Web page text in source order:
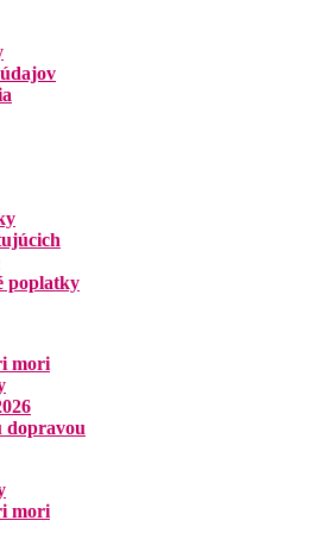
km
/ 74 km Chania
Kampos / 7 km Rethymno
2 km
klimatizácia
príjmom
vlasov)
a kávy
zadarmo
nie je uvedené inak, majú izby vyššie
obývacia izba oddelená dverami
na poschodí, prístelky na prízemí
poplatky
mori
dopravou
mori